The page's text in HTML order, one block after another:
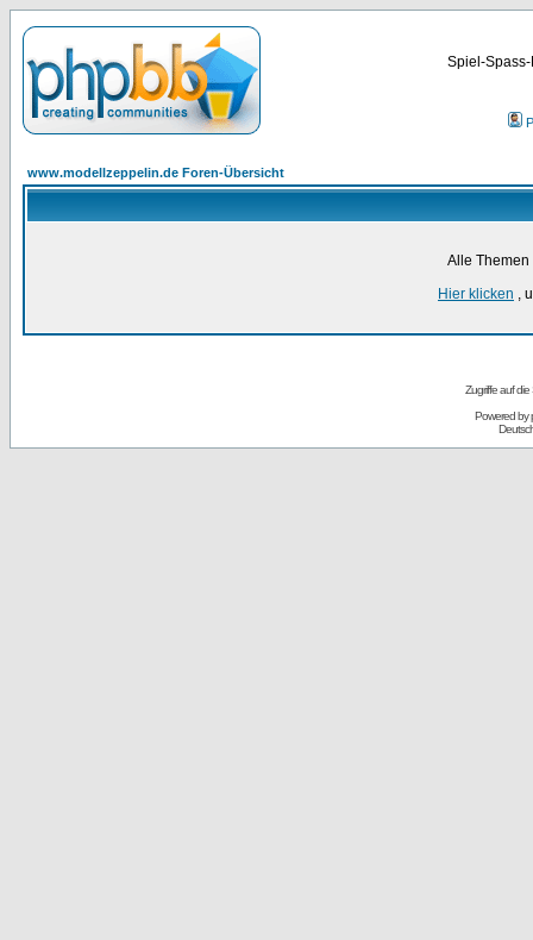
Spiel-
www.modellzeppelin.de Foren-Übersicht
Alle
Hier klicken ,
Zugriffe auf
Powered by